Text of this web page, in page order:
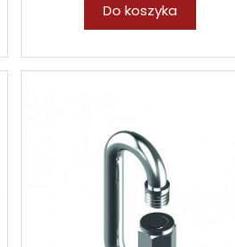
Do koszyka